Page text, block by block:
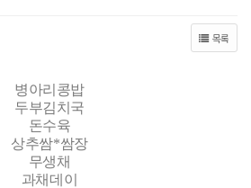
목록
병아리콩밥
두부김치국
돈수육
상추쌈*쌈장
무생채
과채데이